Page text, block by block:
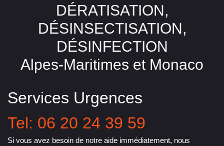
DÉRATISATION,
DÉSINSECTISATION,
DÉSINFECTION
Alpes-Maritimes et Monaco
Services Urgences
Tel: 06 20 24 39 59
Si vous avez besoin de notre aide immédiatement, nous